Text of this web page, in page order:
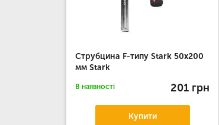
Струбцина F-типу Stark 50x200
мм Stark
В наявності 201 грн
Купити